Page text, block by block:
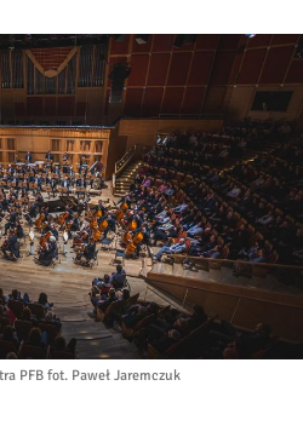
PFB fot. Paweł Jaremczuk